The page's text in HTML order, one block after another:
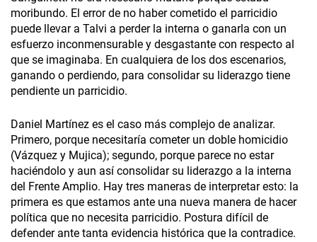
moribundo. El error de no haber cometido el parricidio
puede llevar a Talvi a perder la interna o ganarla con un
esfuerzo inconmensurable y desgastante con respecto al
que se imaginaba. En cualquiera de los dos escenarios,
ganando o perdiendo, para consolidar su liderazgo tiene
pendiente un parricidio.
Daniel Martínez es el caso más complejo de analizar.
Primero, porque necesitaría cometer un doble homicidio
(Vázquez y Mujica); segundo, porque parece no estar
haciéndolo y aun así consolidar su liderazgo a la interna
del Frente Amplio. Hay tres maneras de interpretar esto: la
primera es que estamos ante una nueva manera de hacer
política que no necesita parricidio. Postura difícil de
defender ante tanta evidencia histórica que la contradice.